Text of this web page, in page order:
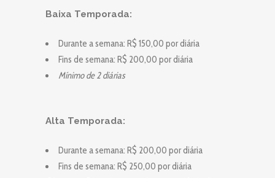
Baixa Temporada:
Durante a semana: R$ 150,00 por diária
Fins de semana: R$ 200,00 por diária
Mínimo de 2 diárias
Alta Temporada:
Durante a semana: R$ 200,00 por diária
Fins de semana: R$ 250,00 por diária